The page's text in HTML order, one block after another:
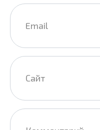
Email
Сайт
Комментарий